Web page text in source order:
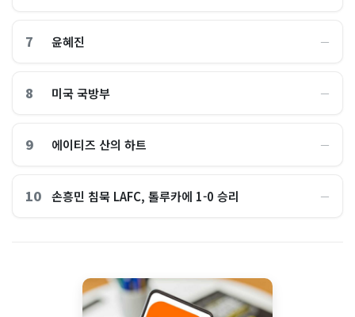
7 윤혜진 ―
8 미국 국방부 ―
9 에이티즈 산의 하트 ―
10 손흥민 침묵 LAFC, 톨루카에 1-0 승리 ―